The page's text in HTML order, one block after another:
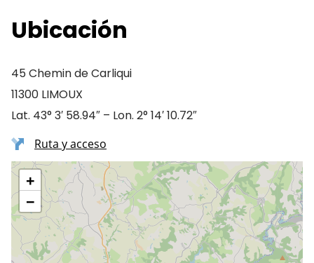
Ubicación
45 Chemin de Carliqui
11300 LIMOUX
Lat. 43° 3′ 58.94″ – Lon. 2° 14′ 10.72″
Ruta y acceso
+
−